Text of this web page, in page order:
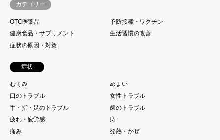
カテゴリー
OTC医薬品
予防接種・ワクチン
健康食品・サプリメント
生活習慣の改善
症状の原因・対策
症状
むくみ
めまい
口のトラブル
女性トラブル
手・指・足のトラブル
歯のトラブル
疲れ・疲労感
痔
痛み
発熱・かぜ